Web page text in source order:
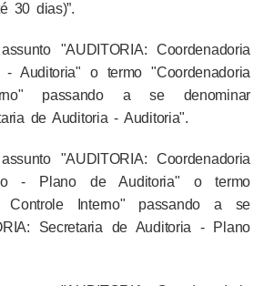
30 dias)”.
"AUDITORIA: Coordenadoria
Auditoria" o termo "Coordenadoria
passando a se denominar
de Auditoria - Auditoria".
"AUDITORIA: Coordenadoria
- Plano de Auditoria" o termo
Controle Interno" passando a se
Secretaria de Auditoria - Plano